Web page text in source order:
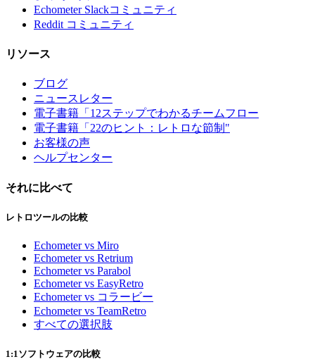
Echometer Slackコミュニティ
Reddit コミュニティ
リソース
ブログ
ニュースレター
電子書籍「12ステップでわかるチームフロー
電子書籍「22のヒント：レトロな節制"
お客様の声
ヘルプセンター
それに比べて
レトロツールの比較
Echometer vs Miro
Echometer vs Retrium
Echometer vs Parabol
Echometer vs EasyRetro
Echometer vs コラービー
Echometer vs TeamRetro
すべての選択肢
1:1ソフトウェアの比較